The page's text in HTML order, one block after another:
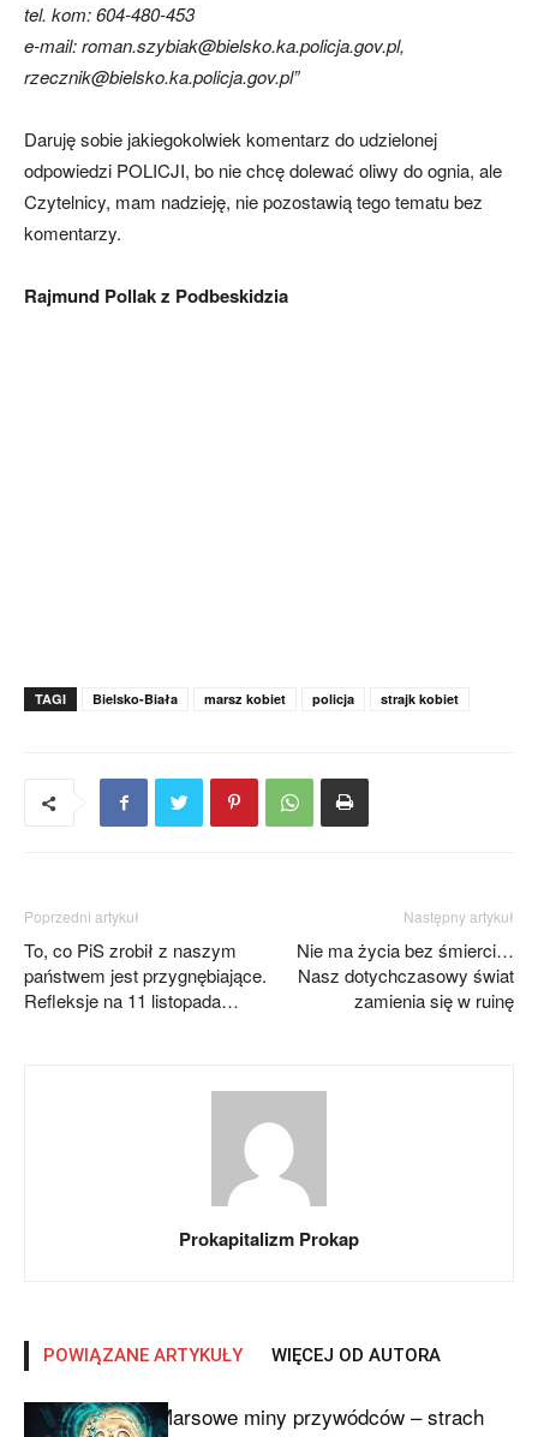
tel. kom: 604-480-453
e-mail: roman.szybiak@bielsko.ka.policja.gov.pl,
rzecznik@bielsko.ka.policja.gov.pl”
Daruję sobie jakiegokolwiek komentarz do udzielonej
odpowiedzi POLICJI, bo nie chcę dolewać oliwy do ognia, ale
Czytelnicy, mam nadzieję, nie pozostawią tego tematu bez
komentarzy.
Rajmund Pollak z Podbeskidzia
TAGI Bielsko-Biała marsz kobiet policja strajk kobiet
Poprzedni artykuł
To, co PiS zrobił z naszym
państwem jest przygnębiające.
Refleksje na 11 listopada…
Następny artykuł
Nie ma życia bez śmierci…
Nasz dotychczasowy świat
zamienia się w ruinę
Prokapitalizm Prokap
POWIĄZANE ARTYKUŁY WIĘCEJ OD AUTORA
Marsowe miny przywódców – strach